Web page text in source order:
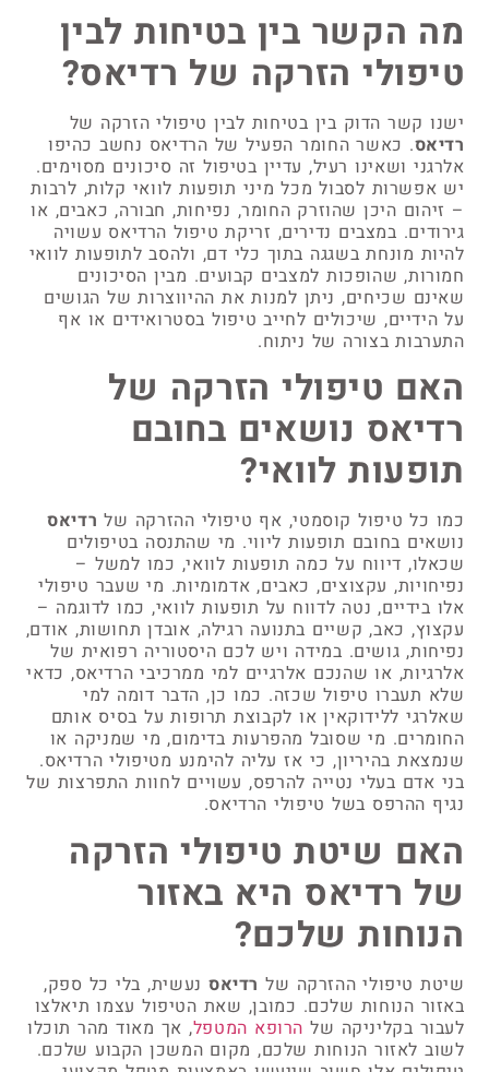
מה הקשר בין בטיחות לבין
טיפולי הזרקה של רדיאס?
ישנו קשר הדוק בין בטיחות לבין טיפולי הזרקה של
רדיאס. כאשר החומר הפעיל של הרדיאס נחשב כהיפו
אלרגני ושאינו רעיל, עדיין בטיפול זה סיכונים מסוימים.
יש אפשרות לסבול מכל מיני תופעות לוואי קלות, לרבות
– זיהום היכן שהוזרק החומר, נפיחות, חבורה, כאבים, או
גירודים. במצבים נדירים, זריקת טיפול הרדיאס עשויה
להיות מונחת בשגגה בתוך כלי דם, ולהסב לתופעות לוואי
חמורות, שהופכות למצבים קבועים. מבין הסיכונים
שאינם שכיחים, ניתן למנות את ההיווצרות של הגושים
על הידיים, שיכולים לחייב טיפול בסטרואידים או אף
התערבות בצורה של ניתוח.
האם טיפולי הזרקה של
רדיאס נושאים בחובם
תופעות לוואי?
כמו כל טיפול קוסמטי, אף טיפולי ההזרקה של רדיאס
נושאים בחובם תופעות ליווי. מי שהתנסה בטיפולים
שכאלו, דיווח על כמה תופעות לוואי, כמו למשל –
נפיחויות, עקצוצים, כאבים, אדמומיות. מי שעבר טיפולי
אלו בידיים, נטה לדווח על תופעות לוואי, כמו לדוגמה –
עקצוץ, כאב, קשיים בתנועה רגילה, אובדן תחושות, אודם,
נפיחות, גושים. במידה ויש לכם היסטוריה רפואית של
אלרגיות, או שהנכם אלרגיים למי ממרכיבי הרדיאס, כדאי
שלא תעברו טיפול שכזה. כמו כן, הדבר דומה למי
שאלרגי ללידוקאין או לקבוצת תרופות על בסיס אותם
החומרים. מי שסובל מהפרעות בדימום, מי שמניקה או
שנמצאת בהיריון, כי אז עליה להימנע מטיפולי הרדיאס.
בני אדם בעלי נטייה להרפס, עשויים לחוות התפרצות של
נגיף ההרפס בשל טיפולי הרדיאס.
האם שיטת טיפולי הזרקה
של רדיאס היא באזור
הנוחות שלכם?
שיטת טיפולי ההזרקה של רדיאס נעשית, בלי כל ספק,
באזור הנוחות שלכם. כמובן, שאת הטיפול עצמו תיאלצו
לעבור בקליניקה של הרופא המטפל, אך מאוד מהר תוכלו
לשוב לאזור הנוחות שלכם, מקום המשכן הקבוע שלכם.